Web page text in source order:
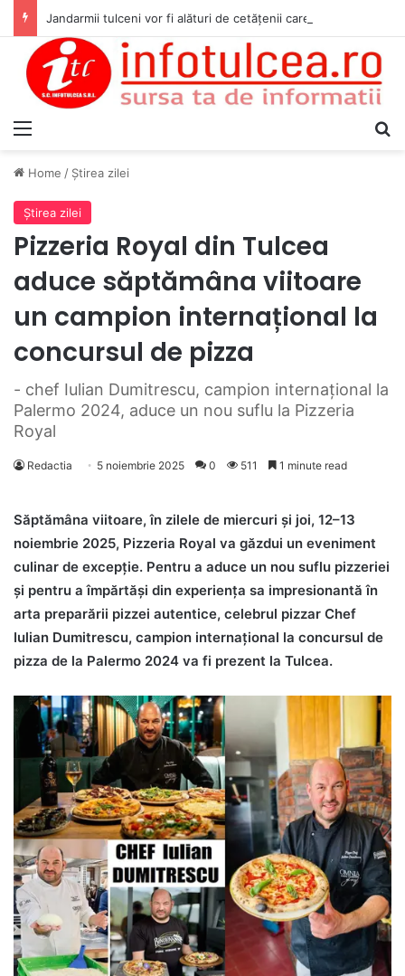
Home / Ştirea zilei
Ştirea zilei
Pizzeria Royal din Tulcea
aduce săptămâna viitoare
un campion internațional la
concursul de pizza
- chef Iulian Dumitrescu, campion internațional la
Palermo 2024, aduce un nou suflu la Pizzeria
Royal
Redactia 5 noiembrie 2025 0 511 1 minute read
Săptămâna viitoare, în zilele de miercuri și joi, 12–13
noiembrie 2025, Pizzeria Royal va găzdui un eveniment
culinar de excepție. Pentru a aduce un nou suflu pizzeriei
și pentru a împărtăși din experiența sa impresionantă în
arta preparării pizzei autentice, celebrul pizzar Chef
Iulian Dumitrescu, campion internațional la concursul de
pizza de la Palermo 2024 va fi prezent la Tulcea.